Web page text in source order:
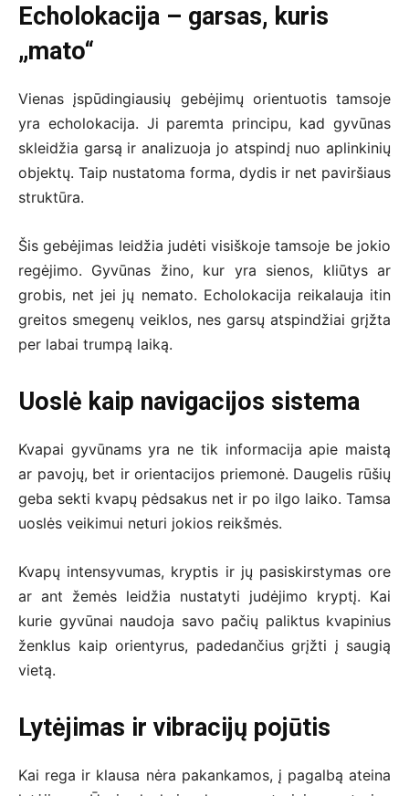
Echolokacija – garsas, kuris
„mato“
Vienas įspūdingiausių gebėjimų orientuotis tamsoje
yra echolokacija. Ji paremta principu, kad gyvūnas
skleidžia garsą ir analizuoja jo atspindį nuo aplinkinių
objektų. Taip nustatoma forma, dydis ir net paviršiaus
struktūra.
Šis gebėjimas leidžia judėti visiškoje tamsoje be jokio
regėjimo. Gyvūnas žino, kur yra sienos, kliūtys ar
grobis, net jei jų nemato. Echolokacija reikalauja itin
greitos smegenų veiklos, nes garsų atspindžiai grįžta
per labai trumpą laiką.
Uoslė kaip navigacijos sistema
Kvapai gyvūnams yra ne tik informacija apie maistą
ar pavojų, bet ir orientacijos priemonė. Daugelis rūšių
geba sekti kvapų pėdsakus net ir po ilgo laiko. Tamsa
uoslės veikimui neturi jokios reikšmės.
Kvapų intensyvumas, kryptis ir jų pasiskirstymas ore
ar ant žemės leidžia nustatyti judėjimo kryptį. Kai
kurie gyvūnai naudoja savo pačių paliktus kvapinius
ženklus kaip orientyrus, padedančius grįžti į saugią
vietą.
Lytėjimas ir vibracijų pojūtis
Kai rega ir klausa nėra pakankamos, į pagalbą ateina